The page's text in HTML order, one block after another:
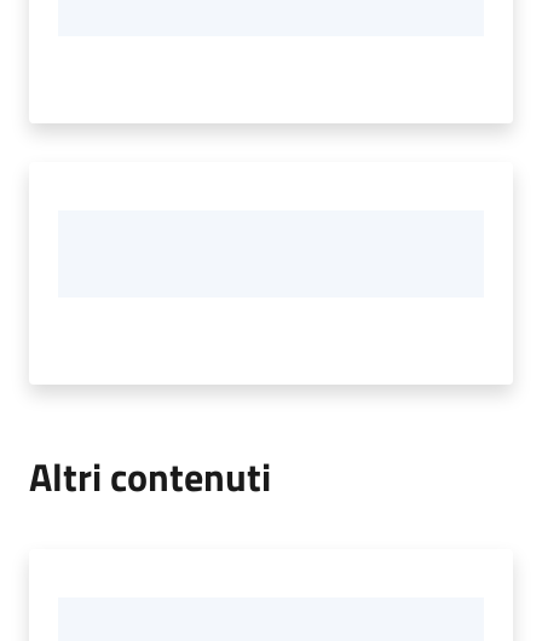
Altri contenuti